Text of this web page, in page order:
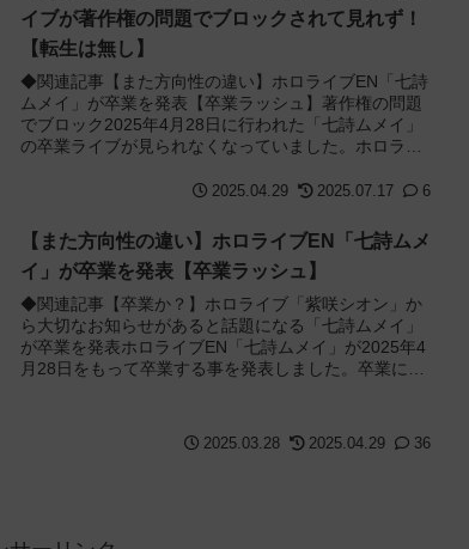
イブが著作権の問題でブロックされて見れず！
【転生は無し】
◆関連記事【また方向性の違い】ホロライブEN「七詩
ムメイ」が卒業を発表【卒業ラッシュ】著作権の問題
でブロック2025年4月28日に行われた「七詩ムメイ」
の卒業ライブが見られなくなっていました。ホロライ
2025.04.29 2025.07.17 6
【また方向性の違い】ホロライブEN「七詩ムメ
イ」が卒業を発表【卒業ラッシュ】
◆関連記事【卒業か？】ホロライブ「紫咲シオン」か
ら大切なお知らせがあると話題になる「七詩ムメイ」
が卒業を発表ホロライブEN「七詩ムメイ」が2025年4
月28日をもって卒業する事を発表しました。卒業に関
2025.03.28 2025.04.29 36